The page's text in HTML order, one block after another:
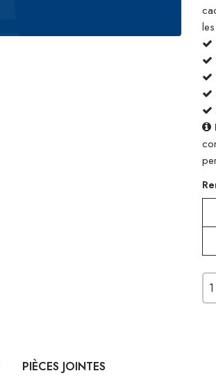
PIÈCES JOINTES